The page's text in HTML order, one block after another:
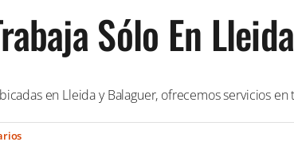
Sólo En
en Lleida y Balaguer, ofrecemos servicios